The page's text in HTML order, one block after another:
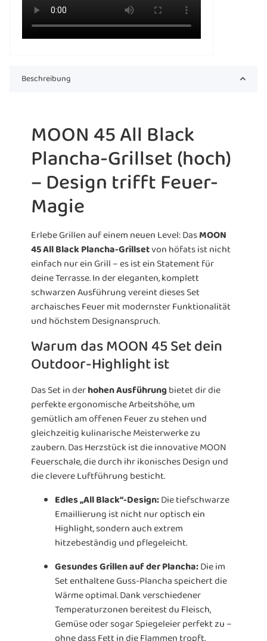
Beschreibung
MOON 45 All Black
Plancha-Grillset (hoch)
– Design trifft Feuer-
Magie
Erlebe Grillen auf einem neuen Level: DasMOON
45 All Black Plancha-Grillsetvon höfats ist nicht
einfach nur ein Grill – es ist ein Statement für
deine Terrasse. In der eleganten, komplett
schwarzen Ausführung vereint dieses Set
archaisches Feuer mit modernster Funktionalität
und höchstem Designanspruch.
Warum das MOON 45 Set dein
Outdoor-Highlight ist
Das Set in derhohen Ausführungbietet dir die
perfekte ergonomische Arbeitshöhe, um
gemütlich am offenen Feuer zu stehen und
gleichzeitig kulinarische Meisterwerke zu
zaubern. Das Herzstück ist die innovative MOON
Feuerschale, die durch ihr ikonisches Design und
die clevere Luftführung besticht.
Edles „All Black“-Design:Die tiefschwarze
Emaillierung ist nicht nur optisch ein
Highlight, sondern auch extrem
hitzebeständig und pflegeleicht.
Gesundes Grillen auf der Plancha:Die im
Set enthaltene Guss-Plancha speichert die
Wärme optimal. Dank verschiedener
Temperaturzonen bereitest du Fleisch,
Gemüse oder sogar Spiegeleier perfekt zu –